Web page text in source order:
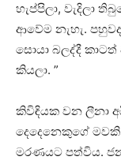
හැප්පිලා, වැදිලා
ආවේම නැහැ.
සොයා බලද්දී
කියලා. ”
කිවිඳියක වන ලීනා
දෙදෙනෙකුගේ
මරණයට පත්විය.